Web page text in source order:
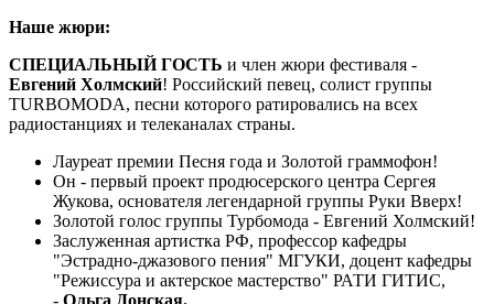
Наше жюри:
СПЕЦИАЛЬНЫЙ ГОСТЬ и член жюри фестиваля -
Евгений Холмский! Российский певец, солист группы
TURBOMODA, песни которого ратировались на всех
радиостанциях и телеканалах страны.
Лауреат премии Песня года и Золотой граммофон!
Он - первый проект продюсерского центра Сергея
Жукова, основателя легендарной группы Руки Вверх!
Золотой голос группы Турбомода - Евгений Холмский!
Заслуженная артистка РФ, профессор кафедры
"Эстрадно-джазового пения" МГУКИ, доцент кафедры
"Режиссура и актерское мастерство" РАТИ ГИТИС,
- Ольга Донская.